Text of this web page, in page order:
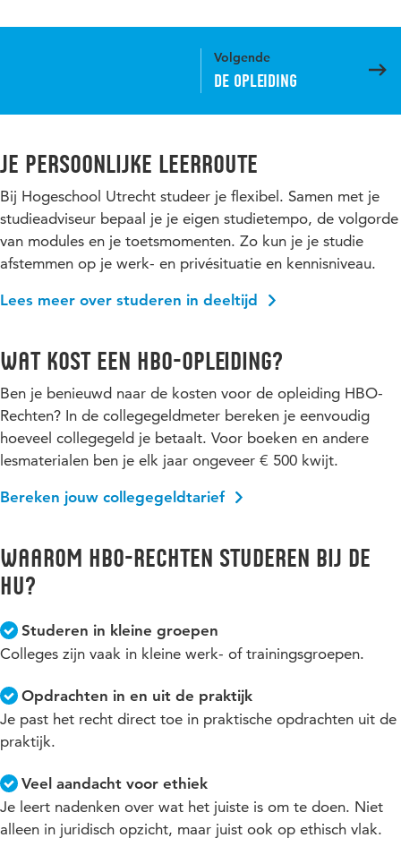
Volgende
De opleiding
Je persoonlijke leerroute
Bij Hogeschool Utrecht studeer je flexibel. Samen met je
studieadviseur bepaal je je eigen studietempo, de volgorde
van modules en je toetsmomenten. Zo kun je je studie
afstemmen op je werk- en privésituatie en kennisniveau.
Lees meer over studeren in deeltijd
Wat kost een hbo-opleiding?
Ben je benieuwd naar de kosten voor de opleiding HBO-
Rechten? In de collegegeldmeter bereken je eenvoudig
hoeveel collegegeld je betaalt. Voor boeken en andere
lesmaterialen ben je elk jaar ongeveer € 500 kwijt.
Bereken jouw collegegeldtarief
Waarom HBO-Rechten studeren bij de
HU?
Studeren in kleine groepen
Colleges zijn vaak in kleine werk- of trainingsgroepen.
Opdrachten in en uit de praktijk
Je past het recht direct toe in praktische opdrachten uit de
praktijk.
Veel aandacht voor ethiek
Je leert nadenken over wat het juiste is om te doen. Niet
alleen in juridisch opzicht, maar juist ook op ethisch vlak.